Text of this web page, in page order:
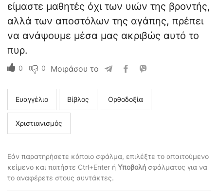
είμαστε μαθητές όχι των υιών της βροντής,
αλλά των αποστόλων της αγάπης, πρέπει
να ανάψουμε μέσα μας ακριβώς αυτό το
πυρ.
0 0 Μοιράσου το
Ευαγγέλιο Βίβλος Ορθοδοξία
Χριστιανισμός
Εάν παρατηρήσετε κάποιο σφάλμα, επιλέξτε το απαιτούμενο
κείμενο και πατήστε Ctrl+Enter ή Υποβολή σφάλματος για να
το αναφέρετε στους συντάκτες.